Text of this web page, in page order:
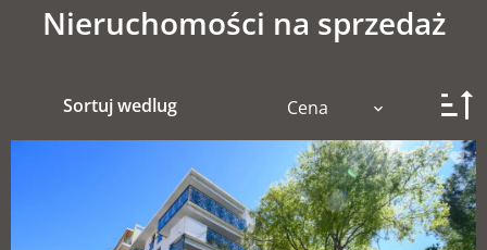
Nieruchomości na sprzedaż
Sortuj wedlug Cena